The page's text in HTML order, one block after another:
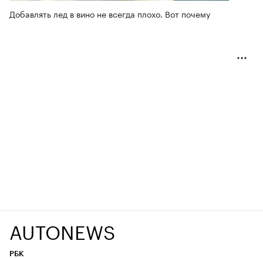
Добавлять лед в вино не всегда плохо. Вот почему
AUTONEWS
РБК